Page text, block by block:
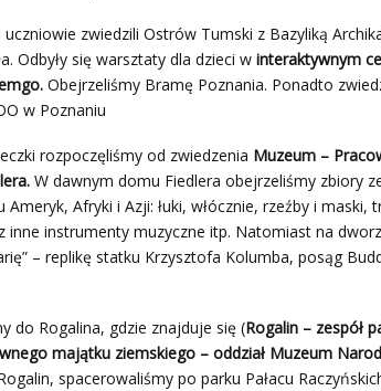
zwiedzili Ostrów Tumski z Bazyliką
Odbyły się warsztaty dla dzieci w interaktywnym
Obejrzeliśmy Bramę Poznania. Ponadto
w Poznaniu
rozpoczęliśmy od zwiedzenia Muzeum –
W dawnym domu Fiedlera obejrzeliśmy zbiory
Afryki i Azji: łuki, włócznie, rzeźby i maski,
instrumenty muzyczne itp. Natomiast na
– replikę statku Krzysztofa Kolumba, posąg
do Rogalina, gdzie znajduje się (Rogalin – zespół
majątku ziemskiego – oddział Muzeum
spacerowaliśmy po parku Pałacu